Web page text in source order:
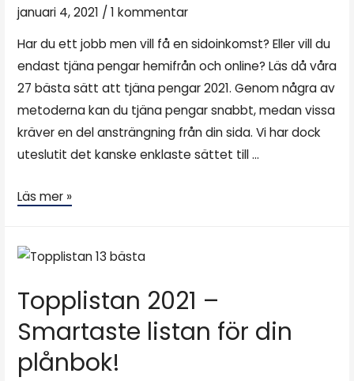
januari 4, 2021 /1 kommentar
Har du ett jobb men vill få en sidoinkomst? Eller vill du
endast tjäna pengar hemifrån och online? Läs då våra
27 bästa sätt att tjäna pengar 2021. Genom några av
metoderna kan du tjäna pengar snabbt, medan vissa
kräver en del ansträngning från din sida. Vi har dock
uteslutit det kanske enklaste sättet till …
Läs mer »
Topplistan 2021 –
Smartaste listan för din
plånbok!